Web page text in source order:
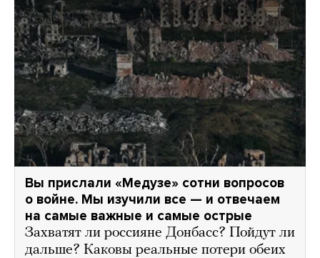
Вы прислали «Медузе» сотни вопросов
о войне. Мы изучили все — и отвечаем
на самые важные и самые острые
Захватят ли россияне Донбасс? Пойдут ли
дальше? Каковы реальные потери обеих